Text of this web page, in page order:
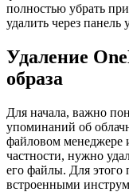
полностью убрать
удалить через панель
Удаление
образа
Для начала, важно
упоминаний об
файловом менеджере
частности, нужно
его файлы. Для этого
встроенными